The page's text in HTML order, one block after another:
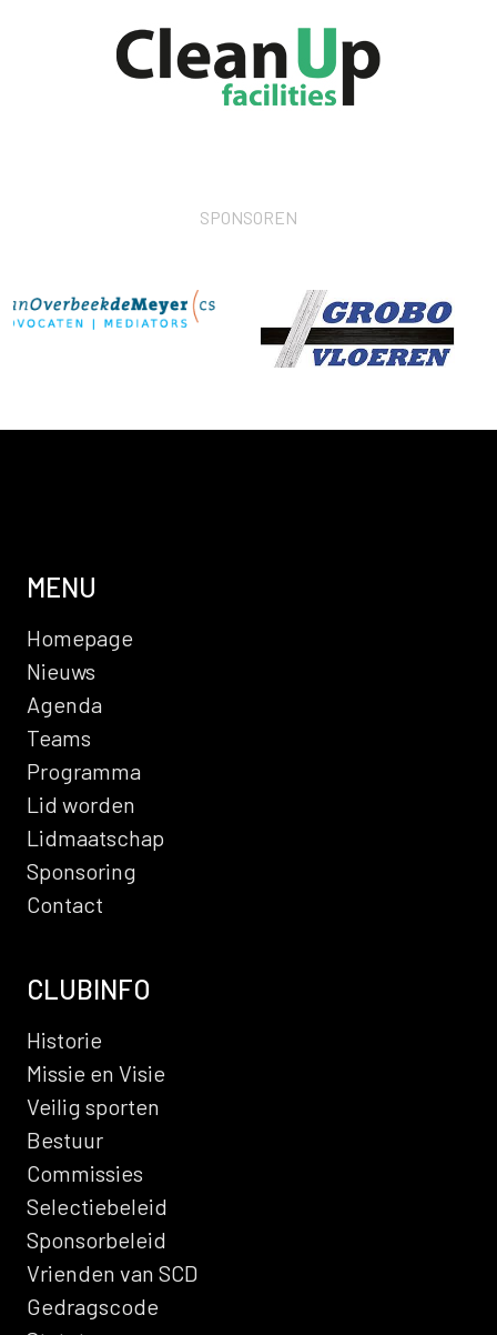
SPONSOREN
MENU
Homepage
Nieuws
Agenda
Teams
Programma
Lid worden
Lidmaatschap
Sponsoring
Contact
CLUBINFO
Historie
Missie en Visie
Veilig sporten
Bestuur
Commissies
Selectiebeleid
Sponsorbeleid
Vrienden van SCD
Gedragscode